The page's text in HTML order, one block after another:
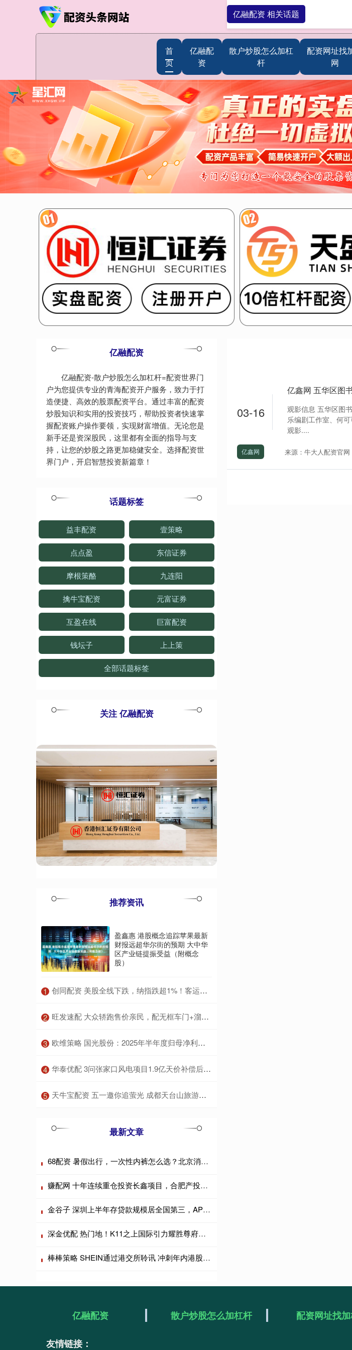
首
页
亿融配
资
散户炒股怎么加杠
杆
配资网址找
网
亿融配资 相关话题
03-16
观影信息 五华区图
乐编剧工作室、何
观影....
亿鑫网 来源：牛大人配资官网
亿融配资
亿融配资-散户炒股怎么加杠杆=配资世界门
户为您提供专业的青海配资开户服务，致力于打
造便捷、高效的股票配资平台。通过丰富的配资
炒股知识和实用的投资技巧，帮助投资者快速掌
握配资账户操作要领，实现财富增值。无论您是
新手还是资深股民，这里都有全面的指导与支
持，让您的炒股之路更加稳健安全。选择配资世
界门户，开启智慧投资新篇章！
话题标签
益丰配资 壹策略
点点盈 东信证券
摩根策酪 九连阳
擒牛宝配资 元富证券
互盈在线 巨富配资
钱坛子 上上策
全部话题标签
关注 亿融配资
推荐资讯
盈鑫惠 港股概念追踪苹果最新
财报远超华尔街的预期 大中华
区产业链提振受益（附概念
股）
1 ​创同配资 美股全线下跌，纳指跌超1%！客运航空股领跌，国际油价大涨
2 ​旺发速配 大众轿跑售价亲民，配无框车门+溜背车身，搭EA888 20高功率引擎
3 ​欧维策略 国光股份：2025年半年度归母净利润同比增长605%
4 ​华泰优配 3问张家口风电项目1.9亿天价补偿后续 用地争议待解
5 ​天牛宝配资 五一邀你追萤光 成都天台山旅游景区深圳推介
最新文章
68配资 暑假出行，一次性内裤怎么选？北京消协测评18款产品
赚配网 十年连续重仓投资长鑫项目，合肥产投发文祝贺长鑫科技上市
金谷子 深圳上半年存贷款规模居全国第三，APEC支付保障全面升级
深金优配 热门地！K11之上国际引力耀胜尊府港人外籍到访即定创新高
棒棒策略 SHEIN通过港交所聆讯 冲刺年内港股跨境电商最大IPO
亿融配资 散户炒股怎么加杠杆 配资网址找
友情链接：